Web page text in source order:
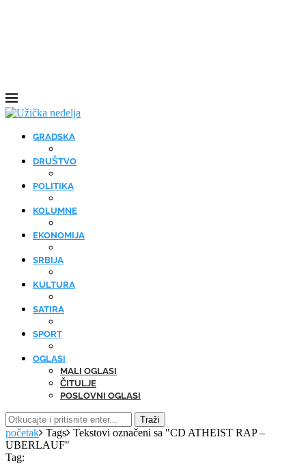
GRADSKA
DRUŠTVO
POLITIKA
KOLUMNE
EKONOMIJA
SRBIJA
KULTURA
SATIRA
SPORT
OGLASI
MALI OGLASI
ČITULJE
POSLOVNI OGLASI
Traži
početak Tags Tekstovi označeni sa "CD ATHEIST RAP –
UBERLAUF"
Tag: